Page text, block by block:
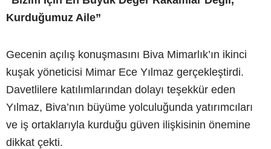
Kurduğumuz Aile”
Gecenin açılış konuşmasını Biva Mimarlık’ın ikinci
kuşak yöneticisi Mimar Ece Yılmaz gerçekleştirdi.
Davetlilere katılımlarından dolayı teşekkür eden
Yılmaz, Biva’nın büyüme yolculuğunda yatırımcıları
ve iş ortaklarıyla kurduğu güven ilişkisinin önemine
dikkat çekti.